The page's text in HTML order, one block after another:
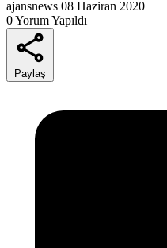
ajansnews 08 Haziran 2020
0 Yorum Yapıldı
Paylaş